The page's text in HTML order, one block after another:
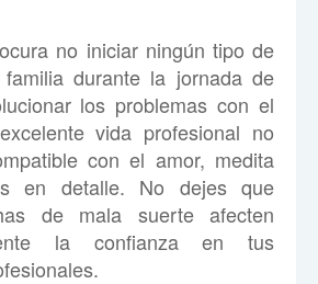
no iniciar ningún tipo de
durante la jornada de
los problemas con el
vida profesional no
con el amor, medita
en detalle. No dejes que
de mala suerte afecten
la confianza en tus